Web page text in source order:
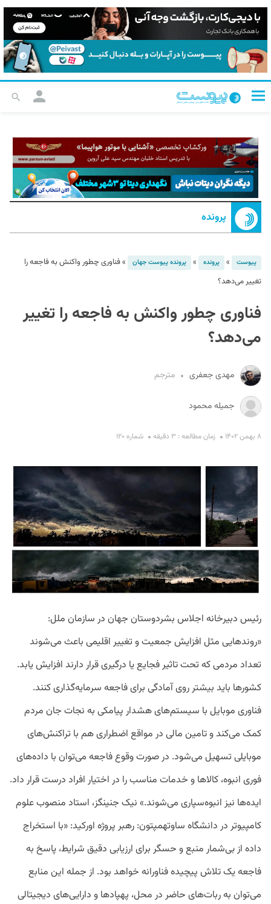
پرونده
پیوست » پرونده » پرونده پیوست جهان »فناوری چطور واکنش به فاجعه را
تغییر می‌دهد؟
فناوری چطور واکنش به فاجعه را تغییر
می‌دهد؟
مهدی جعفری مترجم
جمیله محمود
۸ بهمن ۱۴۰۲ زمان مطالعه : ۳ دقیقه شماره ۱۲۰
رئیس دبیرخانه اجلاس بشردوستان جهان در سازمان ملل:
«روند‌هایی مثل افزایش جمعیت و تغییر اقلیمی باعث می‌شوند
تعداد مردمی که تحت تاثیر فجایع یا درگیری قرار دارند افزایش یابد.
کشور‌ها باید بیشتر روی آمادگی برای فاجعه سرمایه‌گذاری کنند.
فناوری موبایل با سیستم‌های هشدار پیامکی به نجات جان مردم
کمک می‌کند و تامین مالی در مواقع اضطراری هم با تراکنش‌های
موبایلی تسهیل می‌شود. در صورت وقوع فاجعه می‌توان با داده‌های
فوری انبوه، کالاها و خدمات مناسب را در اختیار افراد درست قرار داد.
ایده‌ها نیز انبوه‌سپاری می‌شوند.» نیک جنینگز، استاد منصوب علوم
کامپیوتر در دانشگاه ساوتهمپتون: رهبر پروژه اورکید: «با استخراج
داده از بی‌شمار منبع و حسگر برای ارزیابی دقیق شرایط، پاسخ به
فاجعه یک تلاش پیچیده فناورانه خواهد بود. از جمله این منابع
می‌توان به ربات‌های حاضر در محل، پهپاد‌ها و دارایی‌های دیجیتالی